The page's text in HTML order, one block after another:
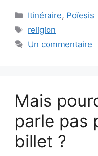
Catégories
Itinéraire, Poïesis
Étiquettes
religion
Un commentaire
Mais
parle pas
billet ?